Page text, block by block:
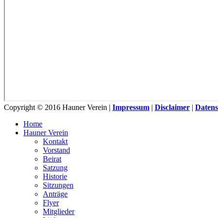
Copyright © 2016 Hauner Verein | Impressum | Disclaimer |
Home
Hauner Verein
Kontakt
Vorstand
Beirat
Satzung
Historie
Sitzungen
Anträge
Flyer
Mitglieder